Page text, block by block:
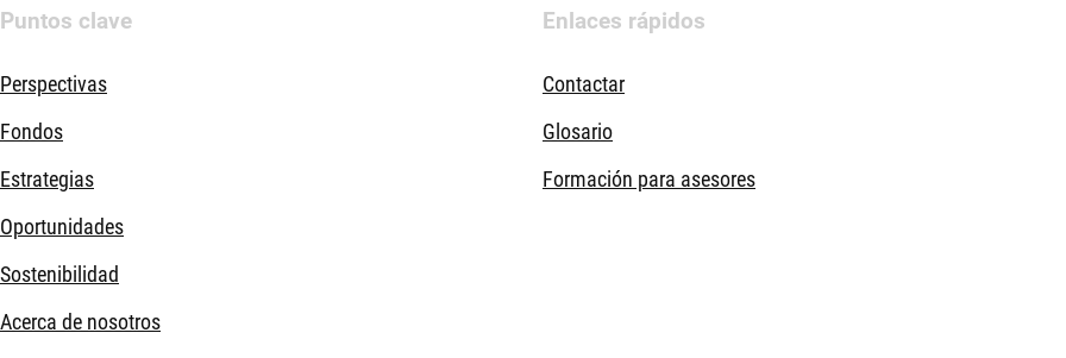
Puntos clave
Perspectivas
Fondos
Estrategias
Oportunidades
Sostenibilidad
Acerca de nosotros
Enlaces rápidos
Contactar
Glosario
Formación para asesores